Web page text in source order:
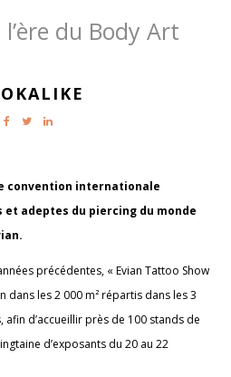
du Body Art
convention internationale
adeptes du piercing du monde
précédentes, « Evian Tattoo Show
les 2 000 m² répartis dans les 3
afin d’accueillir près de 100 stands de
d’exposants du 20 au 22